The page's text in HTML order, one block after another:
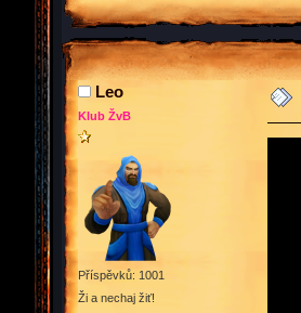
Leo
Klub ŽvB
Příspěvků: 1001
Ži a nechaj žiť!